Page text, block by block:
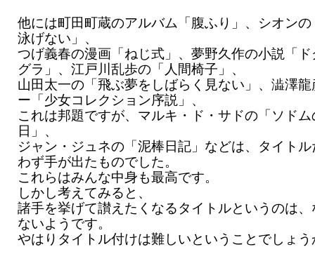
他には町田町蔵のアルバム「腹ふり」、シオン
泳げない」、
つげ義春の漫画「ねじ式」、夢野久作の小説「
グラ」、江戸川乱歩の「人間椅子」、
山田太一の「飛ぶ夢をしばらく見ない」、澁澤
ー「少女コレクション序説」、
これは邦題ですが、マルキ・ド・サドの「ソド
日」、
ジャン・ジュネの「泥棒日記」などは、タイト
わず手が出たものでした。
これらはみんな中身も最高です。
しかし考えてみると、
諸手を挙げて讃えたくなるタイトルというのは
ないようです。
やはりタイトル付けは難しいということでしょう